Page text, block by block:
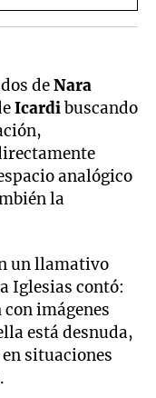
deNara
Icardibuscando
analógico
la
un llamativo
Iglesias contó:
con imágenes
está desnuda,
situaciones